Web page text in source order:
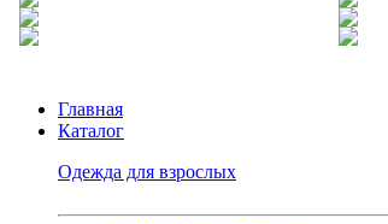
Главная
Каталог
Одежда для взрослых